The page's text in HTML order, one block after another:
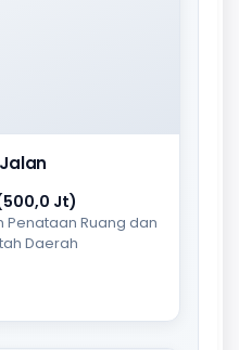
Jt)
Penataan Ruang dan
Daerah